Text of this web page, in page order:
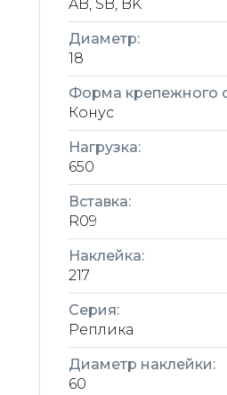
AB, SB, BK
Диаметр:
18
Форма крепежного
Конус
Нагрузка:
650
Вставка:
R09
Наклейка:
217
Серия:
Реплика
Диаметр наклейки:
60